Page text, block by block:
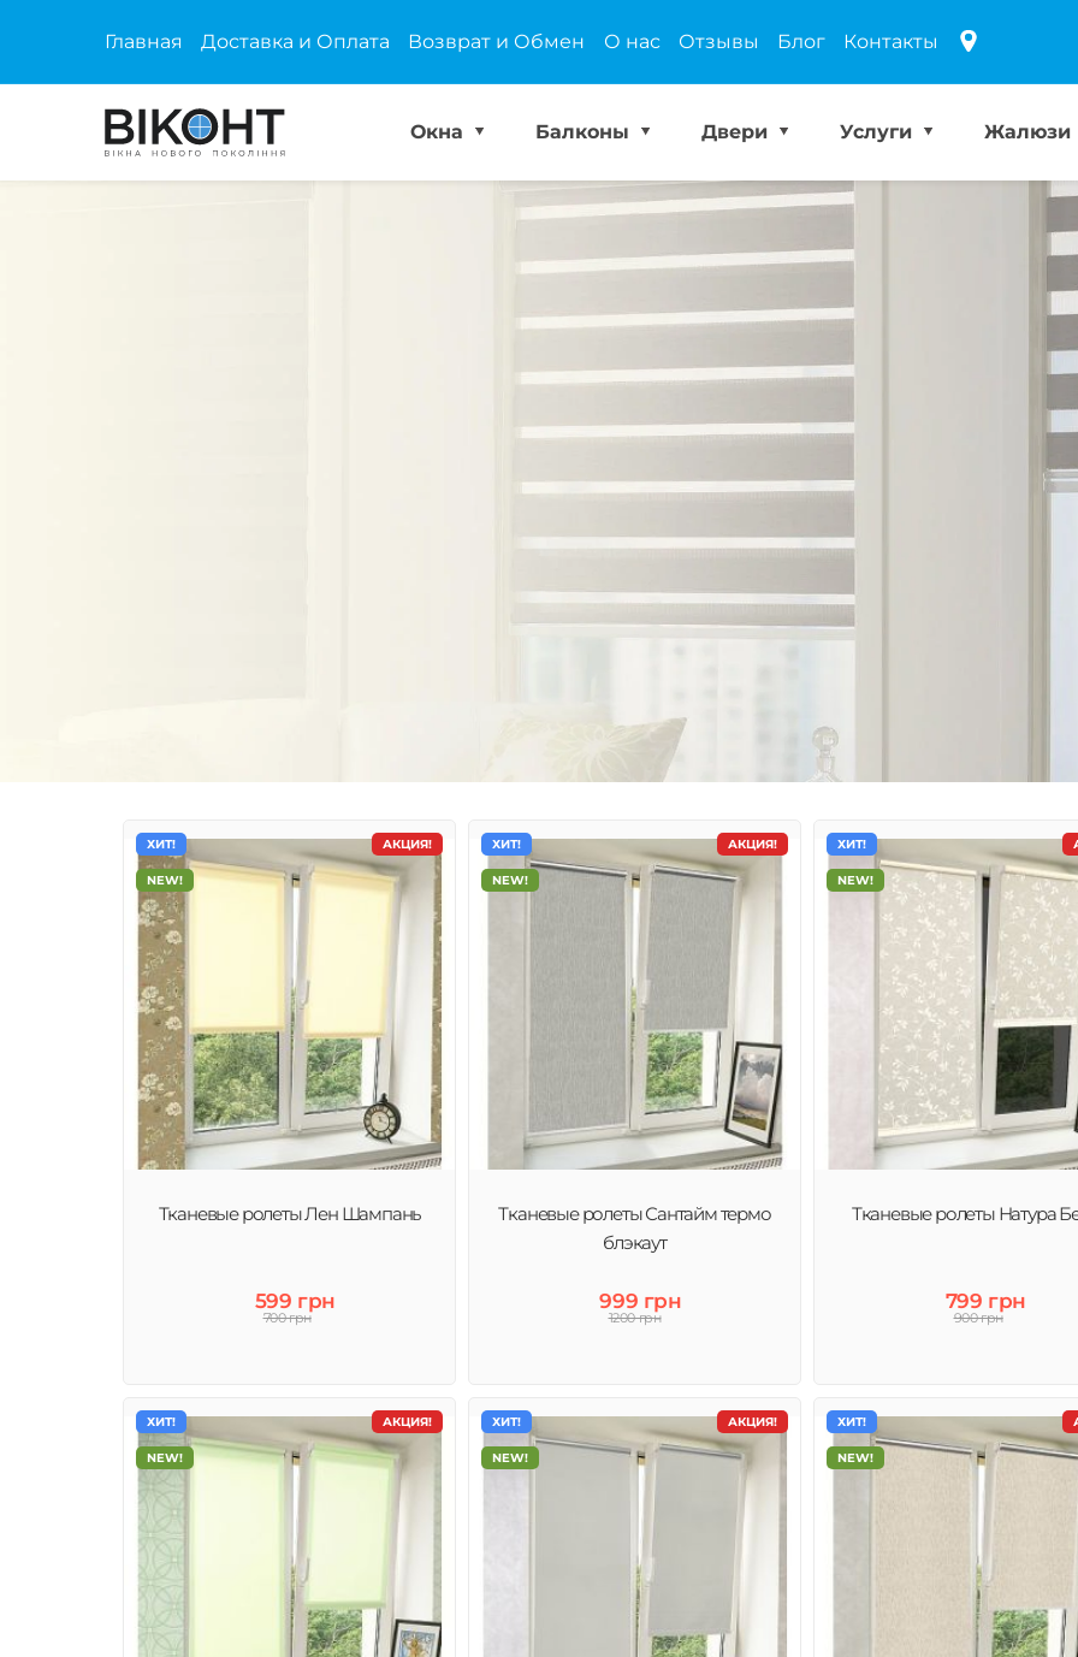
Главная Доставка и Оплата Возврат и Обмен О нас Отзывы Блог Контакты
Окна Балконы Двери Услуги Жалюзи
Тканевые ролеты
Рулонные шторы (тканевые ролеты) – это современное
качественное и стильное решение декора окна и защиты
АКЦИЯ!
ХИТ!
NEW!
Тканевые ролеты Лен Шампань
599 грн
700 грн
АКЦИЯ!
ХИТ!
NEW!
Тканевые ролеты Сантайм термо
блэкаут
999 грн
1200 грн
ХИТ!
NEW!
Тканевые ролеты Натура
799 грн
900 грн
АКЦИЯ!
ХИТ!
NEW!
АКЦИЯ!
ХИТ!
NEW!
ХИТ!
NEW!